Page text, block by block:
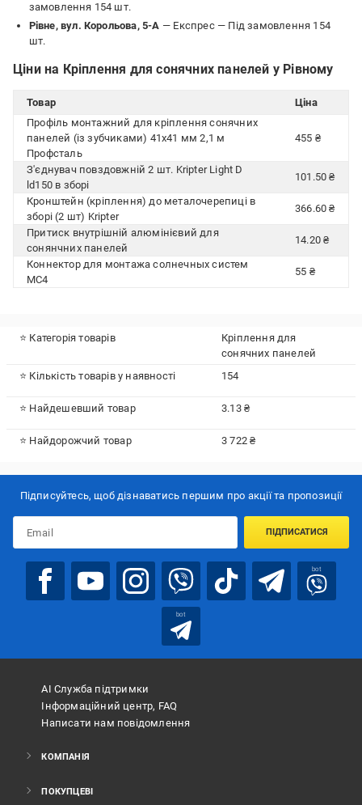
замовлення 154 шт.
Рівне, вул. Корольова, 5-А — Експрес — Під замовлення 154
шт.
Ціни на Кріплення для сонячних панелей у Рівному
Товар
Ціна
Профіль монтажний для кріплення сонячних
панелей (із зубчиками) 41х41 мм 2,1 м
Профсталь
455 ₴
З'єднувач повздовжній 2 шт. Kripter Light D
ld150 в зборі
101.50 ₴
Кронштейн (кріплення) до металочерепиці в
зборі (2 шт) Kripter
366.60 ₴
Притиск внутрішній алюмінієвий для
сонянчних панелей
14.20 ₴
Коннектор для монтажа солнечных систем
МС4
55 ₴
⭐ Категорія товарів
Кріплення для
сонячних панелей
⭐ Кількість товарів у наявності
154
⭐ Найдешевший товар 3.13 ₴
⭐ Найдорожчий товар 3 722 ₴
Підписуйтесь, щоб дізнаватись першим про акції та пропозиції
ПІДПИСАТИСЯ
bot
bot
АІ Служба підтримки
Інформаційний центр, FAQ
Написати нам повідомлення
КОМПАНІЯ
ПОКУПЦЕВІ